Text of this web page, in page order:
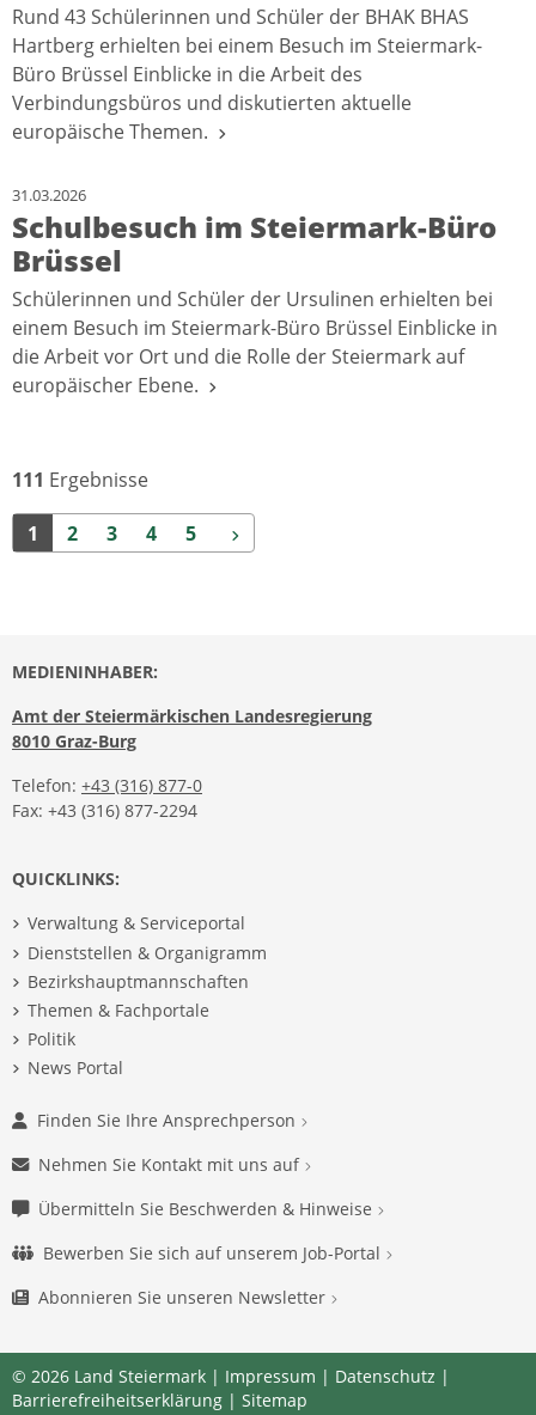
Rund 43 Schülerinnen und Schüler der BHAK BHAS
Hartberg erhielten bei einem Besuch im Steiermark-
Büro Brüssel Einblicke in die Arbeit des
Verbindungsbüros und diskutierten aktuelle
europäische Themen.
31.03.2026
Schulbesuch im Steiermark-Büro
Brüssel
Schülerinnen und Schüler der Ursulinen erhielten bei
einem Besuch im Steiermark-Büro Brüssel Einblicke in
die Arbeit vor Ort und die Rolle der Steiermark auf
europäischer Ebene.
111 Ergebnisse
1 2 3 4 5 Weiter
MEDIENINHABER:
Amt der Steiermärkischen Landesregierung
8010 Graz-Burg
Telefon: +43 (316) 877-0
Fax: +43 (316) 877-2294
QUICKLINKS:
Verwaltung & Serviceportal
Dienststellen & Organigramm
Bezirkshauptmannschaften
Themen & Fachportale
Politik
News Portal
Finden Sie Ihre Ansprechperson
Nehmen Sie Kontakt mit uns auf
Übermitteln Sie Beschwerden & Hinweise
Bewerben Sie sich auf unserem Job-Portal
Abonnieren Sie unseren Newsletter
© 2026 Land Steiermark | Impressum | Datenschutz |
Barrierefreiheitserklärung | Sitemap